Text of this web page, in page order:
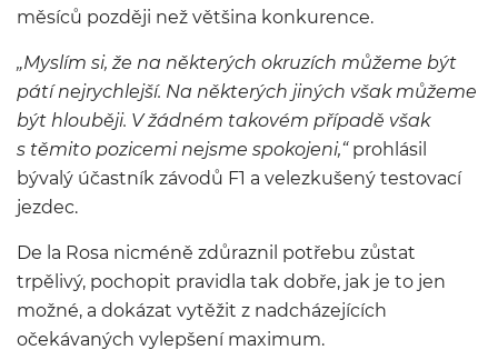
měsíců později než většina konkurence.
„Myslím si, že na některých okruzích můžeme být
pátí nejrychlejší. Na některých jiných však můžeme
být hlouběji. V žádném takovém případě však
s těmito pozicemi nejsme spokojeni,“ prohlásil
bývalý účastník závodů F1 a velezkušený testovací
jezdec.
De la Rosa nicméně zdůraznil potřebu zůstat
trpělivý, pochopit pravidla tak dobře, jak je to jen
možné, a dokázat vytěžit z nadcházejících
očekávaných vylepšení maximum.